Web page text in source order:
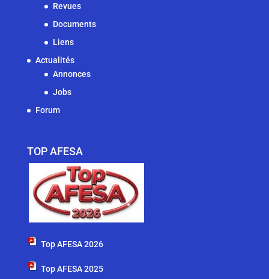
Revues
Documents
Liens
Actualités
Annonces
Jobs
Forum
TOP AFESA
Top AFESA 2026
Top AFESA 2025